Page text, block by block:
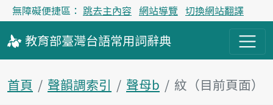
無障礙便捷區： 跳去主內容 網站導覽 切換網站翻譯
教育部臺灣台語常用詞辭典
首頁 聲韻調索引 聲母b 紋（目前頁面）